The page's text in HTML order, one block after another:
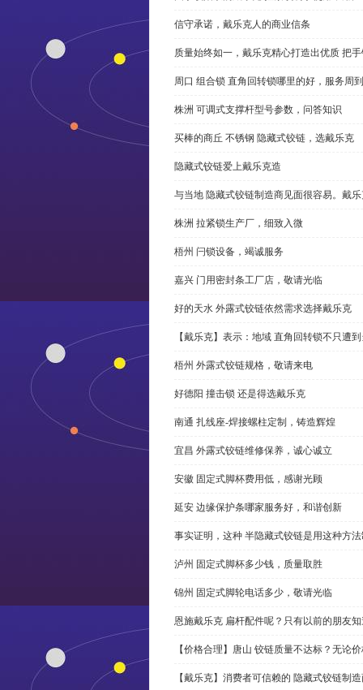
信守承诺，戴乐克人的商业信条
质量始终如一，戴乐克精心打造出优质 把
周口 组合锁 直角回转锁哪里的好，服务周到
株洲 可调式支撑杆型号参数，问答知识
买棒的商丘 不锈钢 隐藏式铰链，选戴乐克
隐藏式铰链爱上戴乐克造
与当地 隐藏式铰链制造商见面很容易。戴
株洲 拉紧锁生产厂，细致入微
梧州 闩锁设备，竭诚服务
嘉兴 门用密封条工厂店，敬请光临
好的天水 外露式铰链依然需求选择戴乐克
【戴乐克】表示：地域 直角回转锁不只遭
梧州 外露式铰链规格，敬请来电
好德阳 撞击锁 还是得选戴乐克
南通 扎线座-焊接螺柱定制，铸造辉煌
宜昌 外露式铰链维修保养，诚心诚立
安徽 固定式脚杯费用低，感谢光顾
延安 边缘保护条哪家服务好，和谐创新
事实证明，这种 半隐藏式铰链是用这种方
泸州 固定式脚杯多少钱，质量取胜
锦州 固定式脚轮电话多少，敬请光临
恩施戴乐克 扁杆配件呢？只有以前的朋友
【价格合理】唐山 铰链质量不达标？无论
【戴乐克】消费者可信赖的 隐藏式铰链制